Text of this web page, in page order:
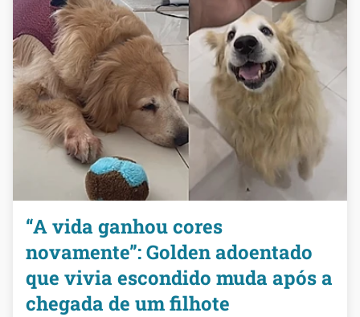
“A vida ganhou cores
novamente”: Golden adoentado
que vivia escondido muda após a
chegada de um filhote